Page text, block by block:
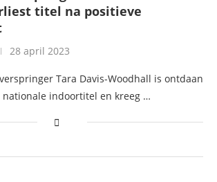
titel na positieve
28 april 2023
Tara Davis-Woodhall is ontdaan
nationale indoortitel en kreeg …